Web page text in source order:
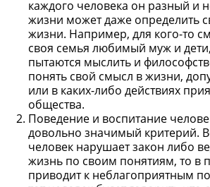
каждого человека он разный и
жизни может даже определить
жизни. Например, для кого-то
своя семья любимый муж и
пытаются мыслить и
понять свой смысл в жизни,
или в каких-либо действиях
общества.
Поведение и воспитание
довольно значимый критерий.
человек нарушает закон либо
жизнь по своим понятиям, то в
приводит к неблагоприятным